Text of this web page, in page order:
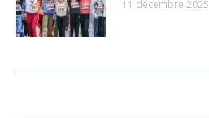
11 décembre 2025